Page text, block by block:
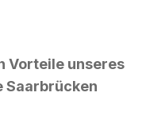
Vorteile unseres
Saarbrücken